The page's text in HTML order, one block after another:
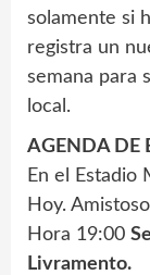
solamente si
registra un
semana para
local.
AGENDA DE
En el Estadio
Hoy.
Hora 19:00
Livramento.